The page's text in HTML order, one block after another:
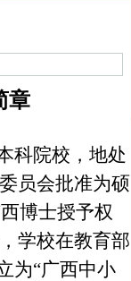
章
科院校，地处
员会批准为硕
博士授予权
学校在教育部
为“广西中小